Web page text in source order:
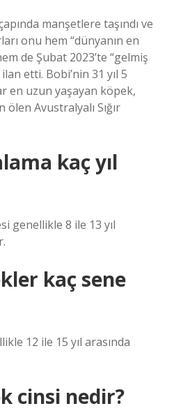
manşetlere taşındı ve
onu hem “dünyanın en
de Şubat 2023’te “gelmiş
etti. Bobi’nin 31 yıl 5
en uzun yaşayan köpek,
ölen Avustralyalı Sığır
kaç yıl
genellikle 8 ile 13 yıl
kaç sene
12 ile 15 yıl arasında
cinsi nedir?